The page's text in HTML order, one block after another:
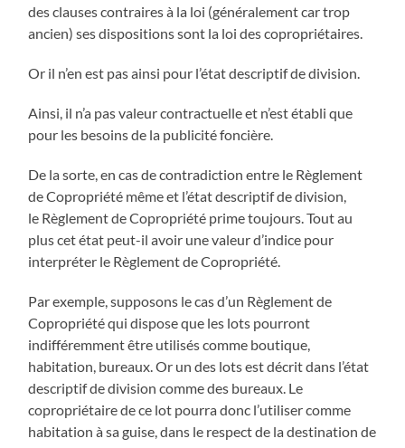
des clauses contraires à la loi (généralement car trop
ancien) ses dispositions sont la loi des copropriétaires.
Or il n’en est pas ainsi pour l’état descriptif de division.
Ainsi, il n’a pas valeur contractuelle et n’est établi que
pour les besoins de la publicité foncière.
De la sorte, en cas de contradiction entre le Règlement
de Copropriété même et l’état descriptif de division,
le Règlement de Copropriété prime toujours. Tout au
plus cet état peut-il avoir une valeur d’indice pour
interpréter le Règlement de Copropriété.
Par exemple, supposons le cas d’un Règlement de
Copropriété qui dispose que les lots pourront
indifféremment être utilisés comme boutique,
habitation, bureaux. Or un des lots est décrit dans l’état
descriptif de division comme des bureaux. Le
copropriétaire de ce lot pourra donc l’utiliser comme
habitation à sa guise, dans le respect de la destination de